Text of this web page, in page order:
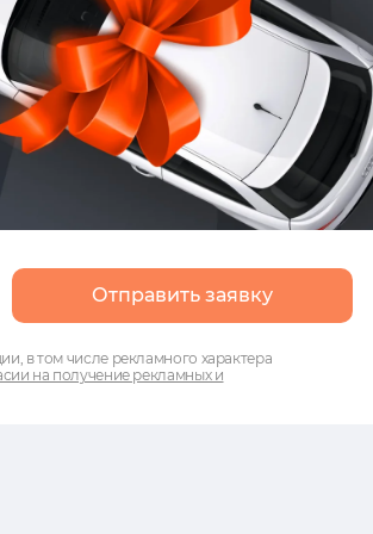
в том числе рекламного характера
на получение рекламных и
Отправить заявку